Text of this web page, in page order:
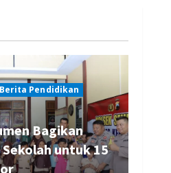
Berita Pendidikan
Bagikan
untuk 15